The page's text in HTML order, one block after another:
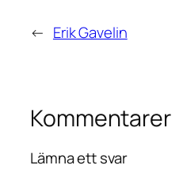
← Erik Gavelin
Kommentarer
Lämna ett svar